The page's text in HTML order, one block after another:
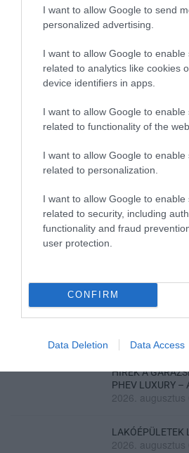
I want to allow Google to send
personalized advertising.
I want to allow Google to enable
related to analytics like cookies
device identifiers in apps.
I want to allow Google to enable
related to functionality of the
I want to allow Google to enable
related to personalization.
I want to allow Google to enable
related to security, including
functionality and fraud
user protection.
CONFIRM
Data Deletion Data Access
HALMENTÉS
ÉS VÉDETT
2026. augusztus
2026. augusztus
KÉT AUTÓ
MENTŐK IS A
2026. augusztus
HÍREK A
PHEV LUXURY –
2026. augusztus
LAKÓÉPÜLETEK
2026. augusztus